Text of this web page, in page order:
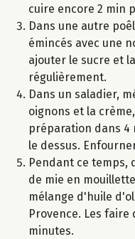
cuire encore 2 min
Dans une autre
émincés avec une
ajouter le sucre et
régulièrement.
Dans un saladier,
oignons et la
préparation dans
le dessus.
Pendant ce temps,
de mie en
mélange d'huile
Provence. Les
minutes.